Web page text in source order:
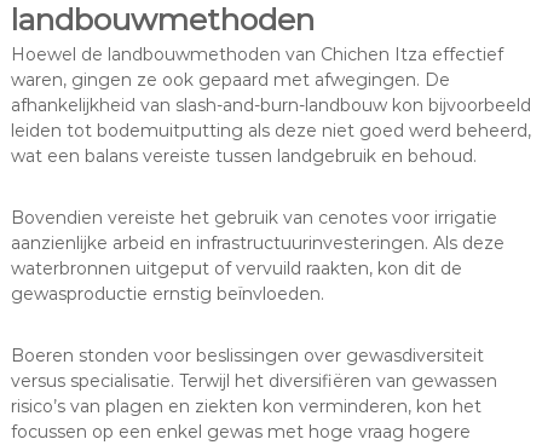
landbouwmethoden
Hoewel de landbouwmethoden van Chichen Itza effectief
waren, gingen ze ook gepaard met afwegingen. De
afhankelijkheid van slash-and-burn-landbouw kon bijvoorbeeld
leiden tot bodemuitputting als deze niet goed werd beheerd,
wat een balans vereiste tussen landgebruik en behoud.
Bovendien vereiste het gebruik van cenotes voor irrigatie
aanzienlijke arbeid en infrastructuurinvesteringen. Als deze
waterbronnen uitgeput of vervuild raakten, kon dit de
gewasproductie ernstig beïnvloeden.
Boeren stonden voor beslissingen over gewasdiversiteit
versus specialisatie. Terwijl het diversifiëren van gewassen
risico’s van plagen en ziekten kon verminderen, kon het
focussen op een enkel gewas met hoge vraag hogere